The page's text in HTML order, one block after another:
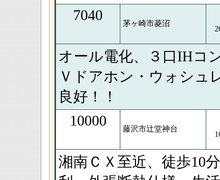
7040
茅ヶ崎市菱沼
オール電化、３口IHコ
Ｖドアホン・ウォシュ
良好！！
10000
藤沢市辻堂神台
湘南ＣＸ至近、徒歩10